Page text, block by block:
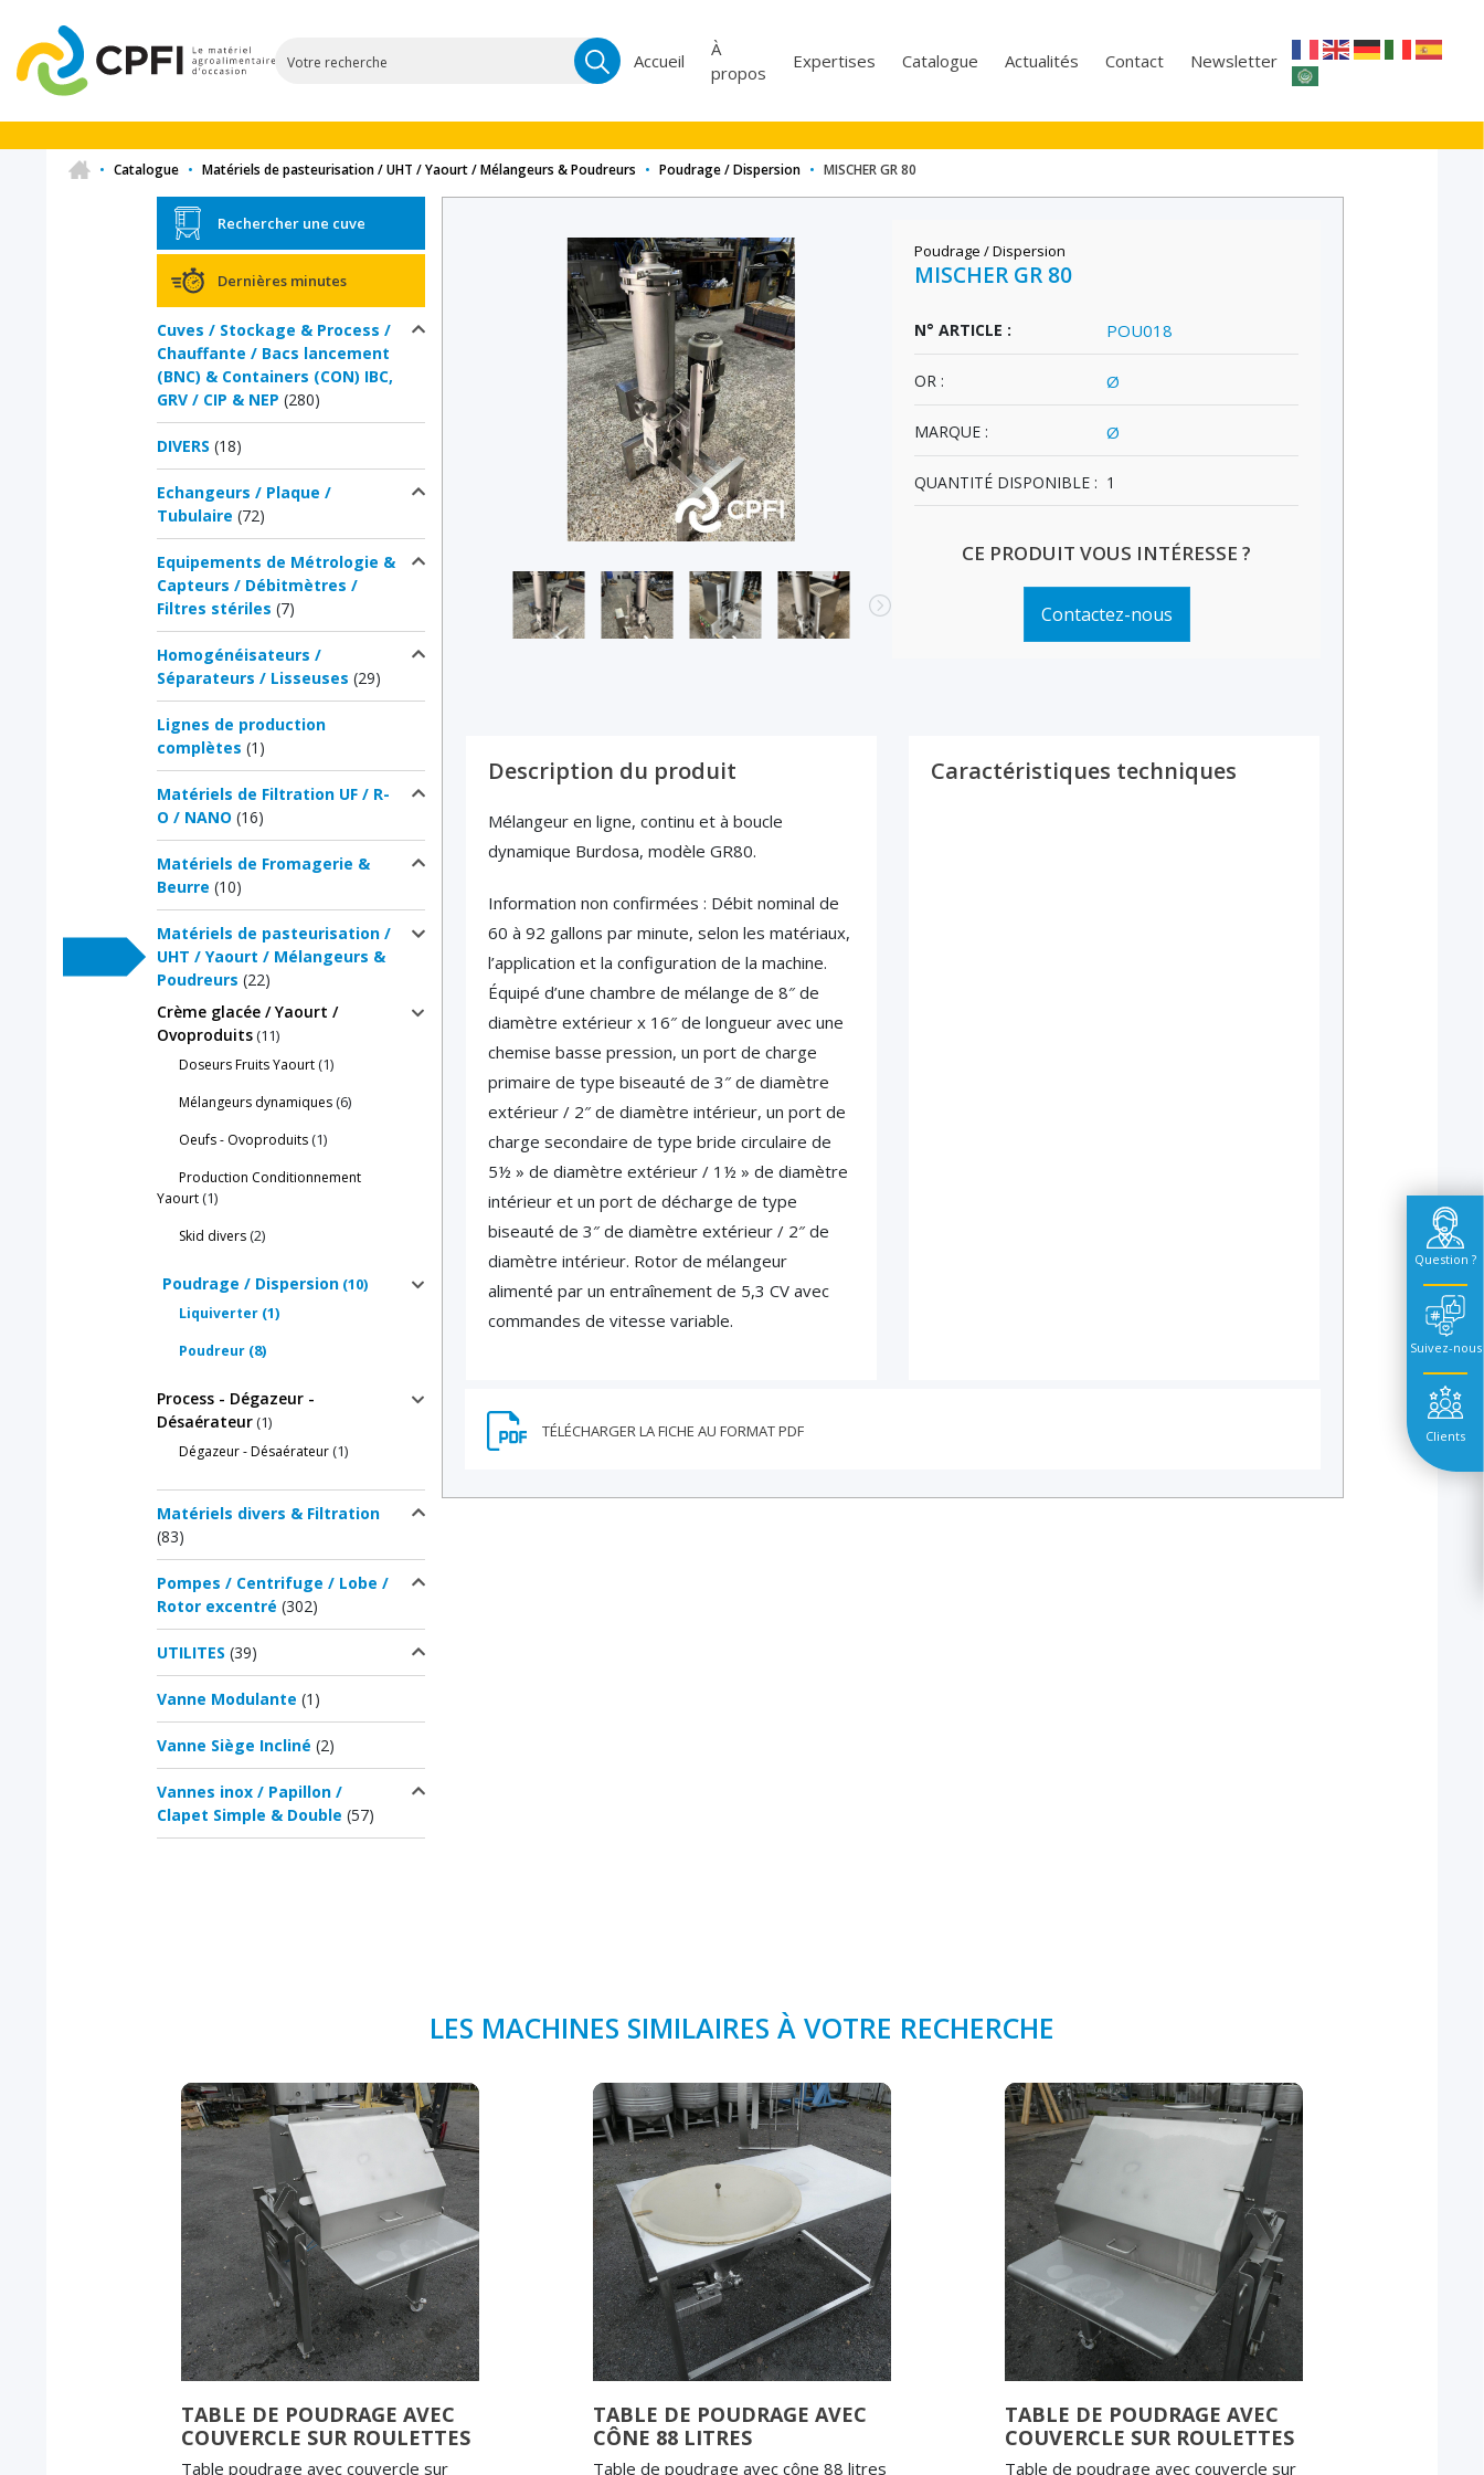
Recherche
pour :
Accueil
À
propos
Expertises Catalogue Actualités Contact Newsletter
Question ?
Suivez-nous
Clients
• Catalogue • Matériels de pasteurisation / UHT / Yaourt / Mélangeurs & Poudreurs • Poudrage / Dispersion • MISCHER GR 80
Rechercher une cuve
Dernières minutes
Cuves / Stockage & Process /
Chauffante / Bacs lancement
(BNC) & Containers (CON) IBC,
GRV / CIP & NEP (280)
DIVERS (18)
Echangeurs / Plaque /
Tubulaire (72)
Equipements de Métrologie &
Capteurs / Débitmètres /
Filtres stériles (7)
Homogénéisateurs /
Séparateurs / Lisseuses (29)
Lignes de production
complètes (1)
Matériels de Filtration UF / R-
O / NANO (16)
Matériels de Fromagerie &
Beurre (10)
Matériels de pasteurisation /
UHT / Yaourt / Mélangeurs &
Poudreurs (22)
Crème glacée / Yaourt /
Ovoproduits(11)
Doseurs Fruits Yaourt(1)
Mélangeurs dynamiques(6)
Oeufs - Ovoproduits(1)
Production Conditionnement
Yaourt(1)
Skid divers(2)
Poudrage / Dispersion (10)
Liquiverter (1)
Poudreur (8)
Process - Dégazeur -
Désaérateur(1)
Dégazeur - Désaérateur(1)
Matériels divers & Filtration
(83)
Pompes / Centrifuge / Lobe /
Rotor excentré (302)
UTILITES (39)
Vanne Modulante (1)
Vanne Siège Incliné (2)
Vannes inox / Papillon /
Clapet Simple & Double (57)
Poudrage / Dispersion
MISCHER GR 80
N° ARTICLE : POU018
OR : Ø
MARQUE : Ø
QUANTITÉ DISPONIBLE : 1
CE PRODUIT VOUS INTÉRESSE ?
Contactez-nous
Description du produit
Mélangeur en ligne, continu et à boucle
dynamique Burdosa, modèle GR80.
Information non confirmées : Débit nominal de
60 à 92 gallons par minute, selon les matériaux,
l’application et la configuration de la machine.
Équipé d’une chambre de mélange de 8″ de
diamètre extérieur x 16″ de longueur avec une
chemise basse pression, un port de charge
primaire de type biseauté de 3″ de diamètre
extérieur / 2″ de diamètre intérieur, un port de
charge secondaire de type bride circulaire de
5½ » de diamètre extérieur / 1½ » de diamètre
intérieur et un port de décharge de type
biseauté de 3″ de diamètre extérieur / 2″ de
diamètre intérieur. Rotor de mélangeur
alimenté par un entraînement de 5,3 CV avec
commandes de vitesse variable.
Caractéristiques techniques
LES MACHINES SIMILAIRES À VOTRE RECHERCHE
TABLE DE POUDRAGE AVEC
COUVERCLE SUR ROULETTES
Table poudrage avec couvercle sur
TABLE DE POUDRAGE AVEC
CÔNE 88 LITRES
Table de poudrage avec cône 88 litres
TABLE DE POUDRAGE AVEC
COUVERCLE SUR ROULETTES
Table de poudrage avec couvercle sur